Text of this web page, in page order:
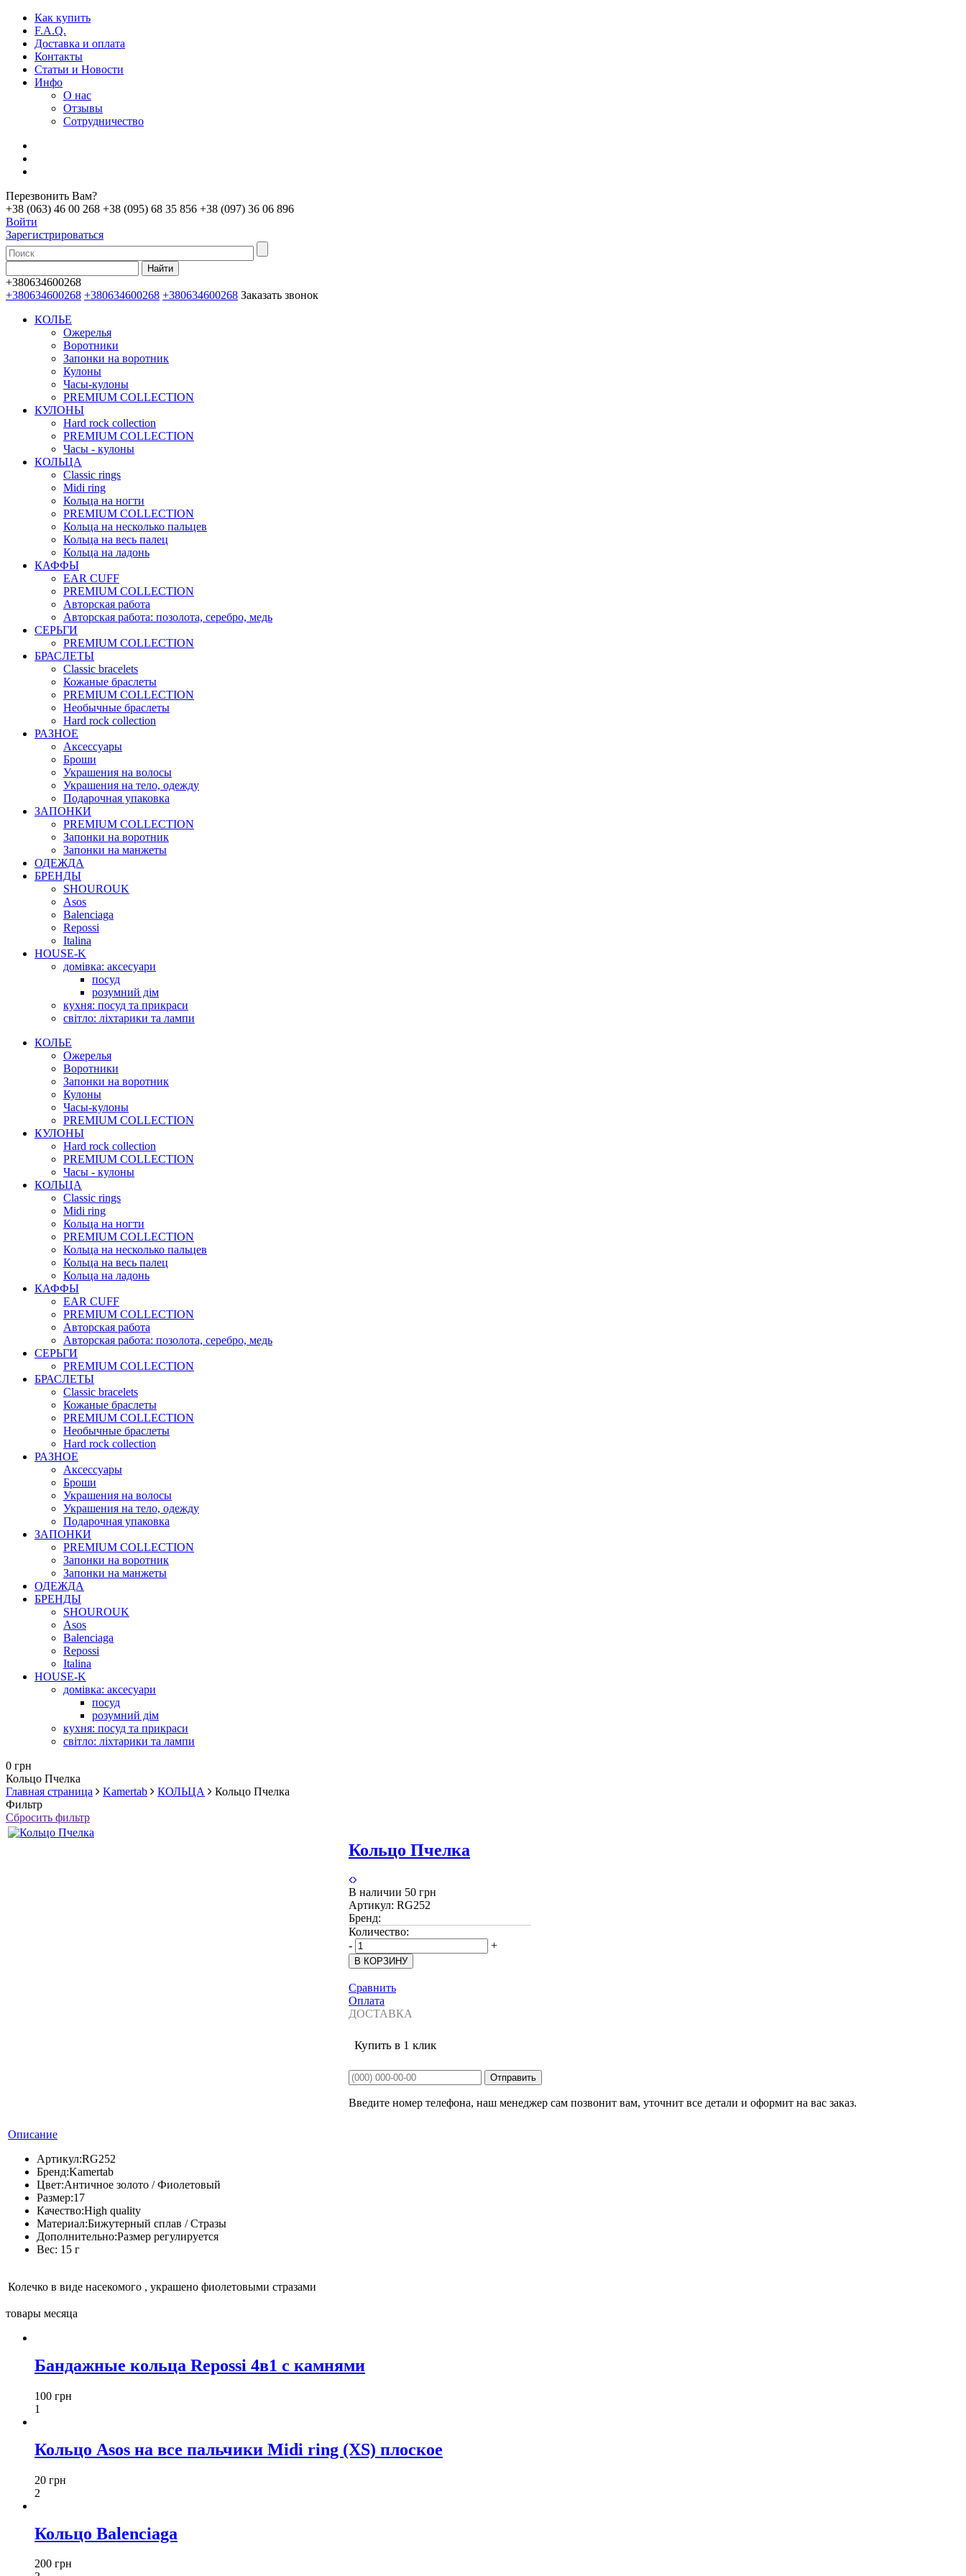
Как купить
F.A.Q.
Доставка и оплата
Контакты
Статьи и Новости
Инфо
О нас
Отзывы
Сотрудничество
Перезвонить Вам?
+38 (063) 46 00 268 +38 (095) 68 35 856 +38 (097) 36 06 896
Войти
Зарегистрироваться
+380634600268
+380634600268 +380634600268 +380634600268 Заказать звонок
КОЛЬЕ
Ожерелья
Воротники
Запонки на воротник
Кулоны
Часы-кулоны
PREMIUM COLLECTION
КУЛОНЫ
Hard rock collection
PREMIUM COLLECTION
Часы - кулоны
КОЛЬЦА
Classic rings
Midi ring
Кольца на ногти
PREMIUM COLLECTION
Кольца на несколько пальцев
Кольца на весь палец
Кольца на ладонь
КАФФЫ
EAR CUFF
PREMIUM COLLECTION
Авторская работа
Авторская работа: позолота, серебро, медь
СЕРЬГИ
PREMIUM COLLECTION
БРАСЛЕТЫ
Classic bracelets
Кожаные браслеты
PREMIUM COLLECTION
Необычные браслеты
Hard rock collection
РАЗНОЕ
Аксессуары
Броши
Украшения на волосы
Украшения на тело, одежду
Подарочная упаковка
ЗАПОНКИ
PREMIUM COLLECTION
Запонки на воротник
Запонки на манжеты
ОДЕЖДА
БРЕНДЫ
SHOUROUK
Asos
Balenciaga
Repossi
Italina
HOUSE-K
домівка: аксесуари
посуд
розумний дім
кухня: посуд та прикраси
світло: ліхтарики та лампи
КОЛЬЕ
Ожерелья
Воротники
Запонки на воротник
Кулоны
Часы-кулоны
PREMIUM COLLECTION
КУЛОНЫ
Hard rock collection
PREMIUM COLLECTION
Часы - кулоны
КОЛЬЦА
Classic rings
Midi ring
Кольца на ногти
PREMIUM COLLECTION
Кольца на несколько пальцев
Кольца на весь палец
Кольца на ладонь
КАФФЫ
EAR CUFF
PREMIUM COLLECTION
Авторская работа
Авторская работа: позолота, серебро, медь
СЕРЬГИ
PREMIUM COLLECTION
БРАСЛЕТЫ
Classic bracelets
Кожаные браслеты
PREMIUM COLLECTION
Необычные браслеты
Hard rock collection
РАЗНОЕ
Аксессуары
Броши
Украшения на волосы
Украшения на тело, одежду
Подарочная упаковка
ЗАПОНКИ
PREMIUM COLLECTION
Запонки на воротник
Запонки на манжеты
ОДЕЖДА
БРЕНДЫ
SHOUROUK
Asos
Balenciaga
Repossi
Italina
HOUSE-K
домівка: аксесуари
посуд
розумний дім
кухня: посуд та прикраси
світло: ліхтарики та лампи
0 грн
Кольцо Пчелка
Главная страница
Kamertab КОЛЬЦА
Кольцо Пчелка
Фильтр
Сбросить фильтр
Кольцо Пчелка
В наличии 50 грн
Артикул: RG252
Бренд:
Количество:
-
+
Сравнить
Оплата
ДОСТАВКА
Купить в 1 клик
Введите номер телефона, наш менеджер сам позвонит вам, уточнит все детали и оформит на вас заказ.
Описание
Артикул:RG252
Бренд:Kamertab
Цвет:Античное золото / Фиолетовый
Размер:17
Качество:High quality
Материал:Бижутерный сплав / Стразы
Дополнительно:Размер регулируется
Вес: 15 г
Колечко в виде насекомого , украшено фиолетовыми стразами
товары месяца
Бандажные кольца Repossi 4в1 с камнями
100 грн
1
Кольцо Asos на все пальчики Midi ring (XS) плоское
20 грн
2
Кольцо Balenciaga
200 грн